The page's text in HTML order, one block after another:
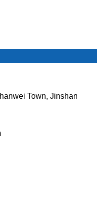
Town, Jinshan